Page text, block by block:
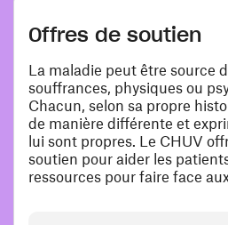
Offres de soutien
La maladie peut être source
souffrances, physiques ou
Chacun, selon sa propre
de manière différente et
lui sont propres. Le CHUV
soutien pour aider les
ressources pour faire face